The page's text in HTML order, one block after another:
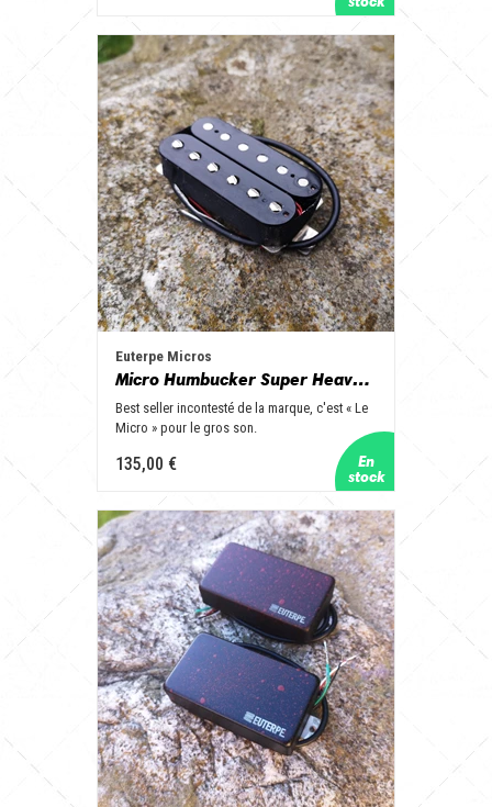
Euterpe Micros
Micro Humbucker Super Heavy chevalet
Best seller incontesté de la marque, c'est « Le
Micro » pour le gros son.
135,00 €